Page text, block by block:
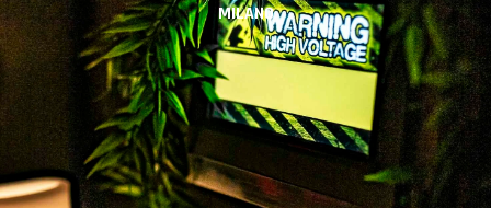
MILANO